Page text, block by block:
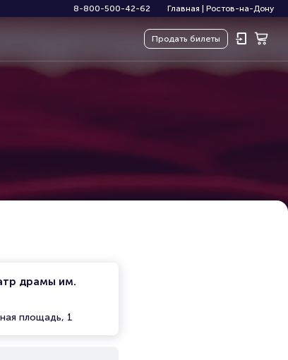
8-800-500-42-62 Главная Ростов-на-Дону
Продать билеты
драмы им.
площадь, 1